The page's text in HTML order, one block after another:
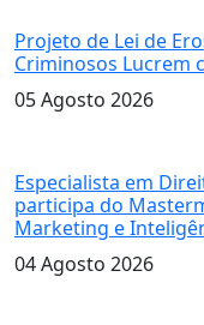
Projeto de Lei de
Criminosos Lucrem
05 Agosto 2026
Especialista em
participa do
Marketing e
04 Agosto 2026